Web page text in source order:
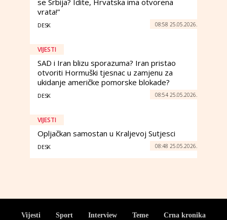
se Srbija? Idite, Hrvatska ima otvorena
vrata!”
DESK 08:58 25.05.2026.
VIJESTI
SAD i Iran blizu sporazuma? Iran pristao
otvoriti Hormuški tjesnac u zamjenu za
ukidanje američke pomorske blokade?
DESK 08:54 25.05.2026.
VIJESTI
Opljačkan samostan u Kraljevoj Sutjesci
DESK 08:48 25.05.2026.
Vijesti Sport Interview Teme Crna kronika